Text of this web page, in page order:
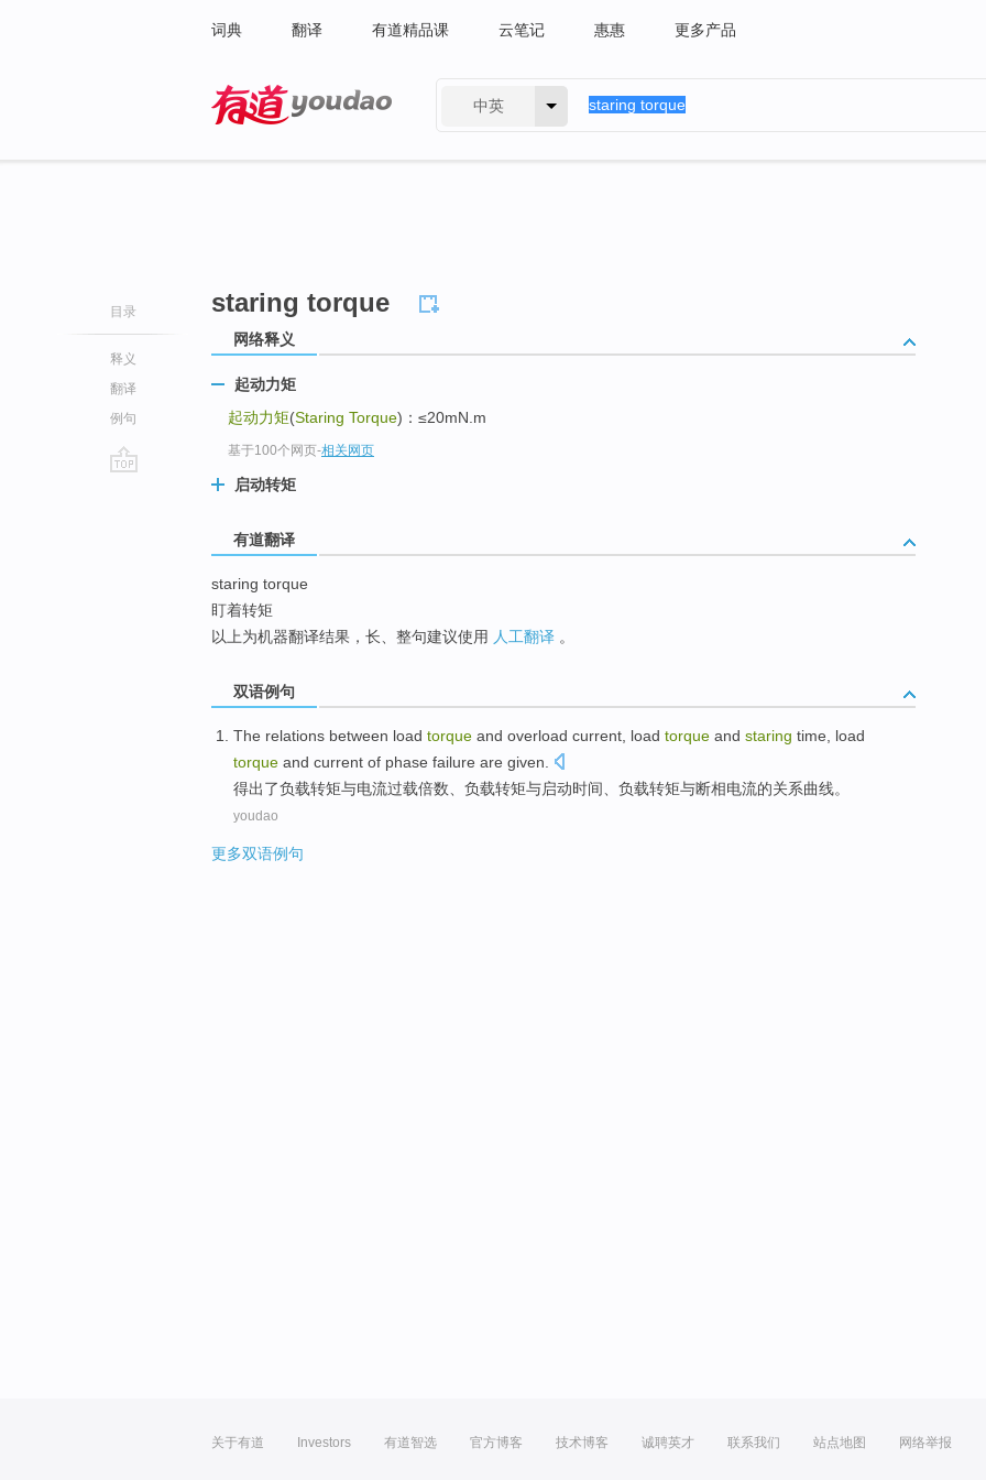
词典 翻译 有道精品课 云笔记 惠惠 更多产品
中英
目录
释义
翻译
例句
staring torque
网络释义
起动力矩
起动力矩(Staring Torque)：≤20mN.m
基于100个网页-相关网页
启动转矩
有道翻译
staring torque
盯着转矩
以上为机器翻译结果，长、整句建议使用 人工翻译 。
双语例句
The relations between load torque and overload current , load torque and staring time , load
torque and current of phase failure are given.
得出了负载转矩与电流过载倍数 、负载转矩与启动时间 、负载转矩与断相电流的关系曲线。
youdao
更多双语例句
关于有道 Investors 有道智选 官方博客 技术博客 诚聘英才 联系我们 站点地图 网络举报